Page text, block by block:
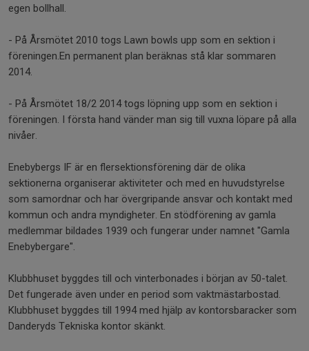
egen bollhall.
- På Årsmötet 2010 togs Lawn bowls upp som en sektion i
föreningen.En permanent plan beräknas stå klar sommaren
2014.
- På Årsmötet 18/2 2014 togs löpning upp som en sektion i
föreningen. I första hand vänder man sig till vuxna löpare på alla
nivåer.
Enebybergs IF är en flersektionsförening där de olika
sektionerna organiserar aktiviteter och med en huvudstyrelse
som samordnar och har övergripande ansvar och kontakt med
kommun och andra myndigheter. En stödförening av gamla
medlemmar bildades 1939 och fungerar under namnet "Gamla
Enebybergare".
Klubbhuset byggdes till och vinterbonades i början av 50-talet.
Det fungerade även under en period som vaktmästarbostad.
Klubbhuset byggdes till 1994 med hjälp av kontorsbaracker som
Danderyds Tekniska kontor skänkt.